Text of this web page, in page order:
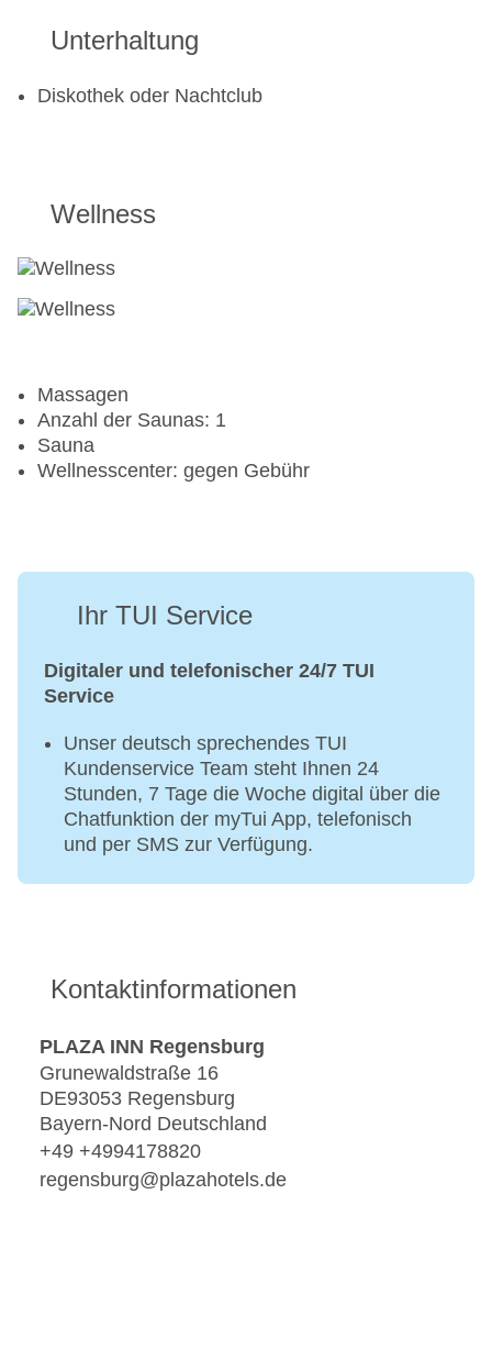
Unterhaltung
Diskothek oder Nachtclub
Wellness
Massagen
Anzahl der Saunas: 1
Sauna
Wellnesscenter: gegen Gebühr
Ihr TUI Service
Digitaler und telefonischer 24/7 TUI
Service
Unser deutsch sprechendes TUI
Kundenservice Team steht Ihnen 24
Stunden, 7 Tage die Woche digital über die
Chatfunktion der myTui App, telefonisch
und per SMS zur Verfügung.
Kontaktinformationen
PLAZA INN Regensburg
Grunewaldstraße 16
DE93053 Regensburg
Bayern-Nord Deutschland
+49 +4994178820
regensburg@plazahotels.de